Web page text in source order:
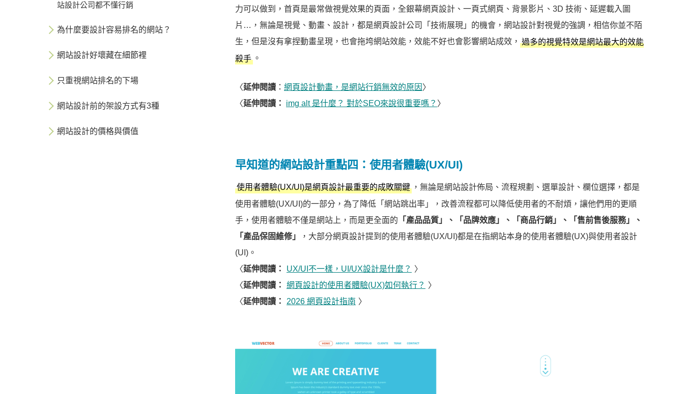
力可以做到，首頁是最常做視覺效果的頁面，全銀幕網頁設計、一頁式網頁、背景影片、3D 技術、延遲載入圖
片…，無論是視覺、動畫、設計，都是網頁設計公司「技術展現」的機會，網站設計對視覺的強調，相信你並不陌
生，但是沒有拿捏動畫呈現，也會拖垮網站效能，效能不好也會影響網站成效， 過多的視覺特效是網站最大的效能
殺手 。
〈延伸閱讀 ： 網頁設計動畫，是網站行銷無效的原因 〉
〈延伸閱讀： img alt 是什麼？ 對於SEO來說很重要嗎？ 〉
早知道的網站設計重點四：使用者體驗(UX/UI)
使用者體驗(UX/UI)是網頁設計最重要的成敗關鍵 ，無論是網站設計佈局、流程規劃、選單設計、欄位選擇，都是
使用者體驗(UX/UI)的一部分，為了降低「網站跳出率」，改善流程都可以降低使用者的不耐煩，讓他們用的更順
手，使用者體驗不僅是網站上，而是更全面的 「產品品質」、「品牌效應」、「商品行銷」、「售前售後服務」、
「產品保固維修」
，大部分網頁設計提到的使用者體驗(UX/UI)都是在指網站本身的使用者體驗(UX)與使用者設計
(UI)。
〈延伸閱讀： UX/UI不一樣，UI/UX設計是什麼？ 〉
〈延伸閱讀： 網頁設計的使用者體驗(UX)如何執行？ 〉
〈延伸閱讀： 2026 網頁設計指南 〉
站設計公司都不懂行銷
為什麼要設計容易排名的網站？
網站設計好壞藏在細節裡
只重視網站排名的下場
網站設計前的架設方式有3種
網站設計的價格與價值